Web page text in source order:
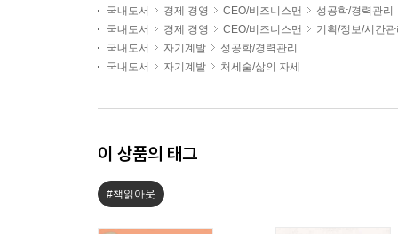
국내도서
경제 경영 CEO/비즈니스맨
성공학/경력관리
국내도서
경제 경영 CEO/비즈니스맨
기획/정보/시간
국내도서
자기계발
성공학/경력관리
국내도서
자기계발 처세술/삶의 자세
이 상품의 태그
#책읽아웃